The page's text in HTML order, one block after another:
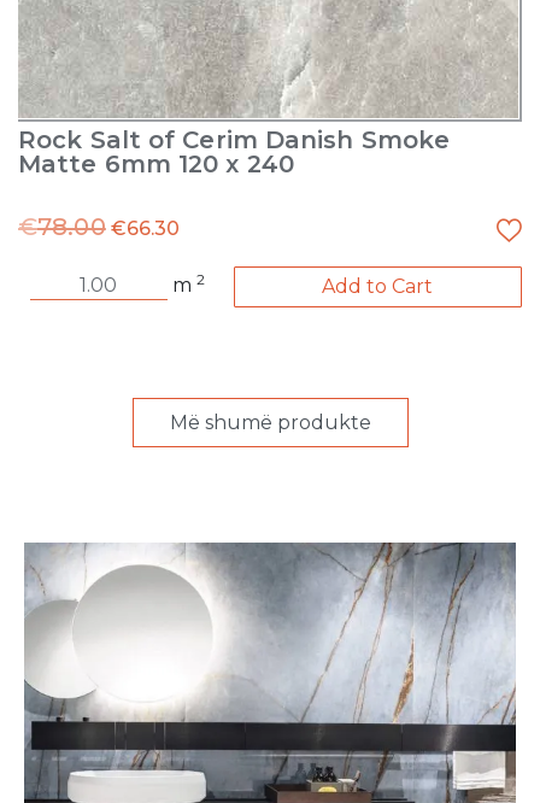
Rock Salt of Cerim Danish Smoke
Matte 6mm 120 x 240
€78.00 €66.30
m2 Add to Cart
Më shumë produkte